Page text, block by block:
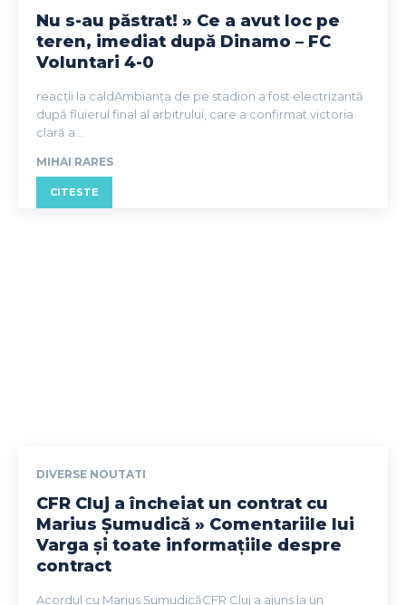
Nu s-au păstrat! » Ce a avut loc pe
teren, imediat după Dinamo – FC
Voluntari 4-0
reacții la caldAmbianța de pe stadion a fost electrizantă
după fluierul final al arbitrului, care a confirmat victoria
clară a...
MIHAI RARES
CITESTE
DIVERSE NOUTATI
CFR Cluj a încheiat un contrat cu
Marius Șumudică » Comentariile lui
Varga și toate informațiile despre
contract
Acordul cu Marius ȘumudicăCFR Cluj a ajuns la un